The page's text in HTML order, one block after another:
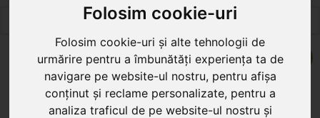
Folosim cookie-uri
Folosim cookie-uri și alte tehnologii de
urmărire pentru a îmbunătăți experiența ta de
navigare pe website-ul nostru, pentru afișa
conținut și reclame personalizate, pentru a
analiza traficul de pe website-ul nostru și
< ÎNAPOI LA ARTICOLE DECORATIVE